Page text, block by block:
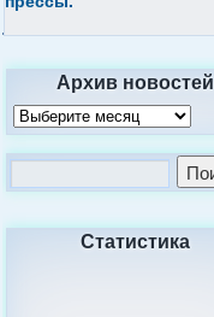
Архив новостей
Статистика